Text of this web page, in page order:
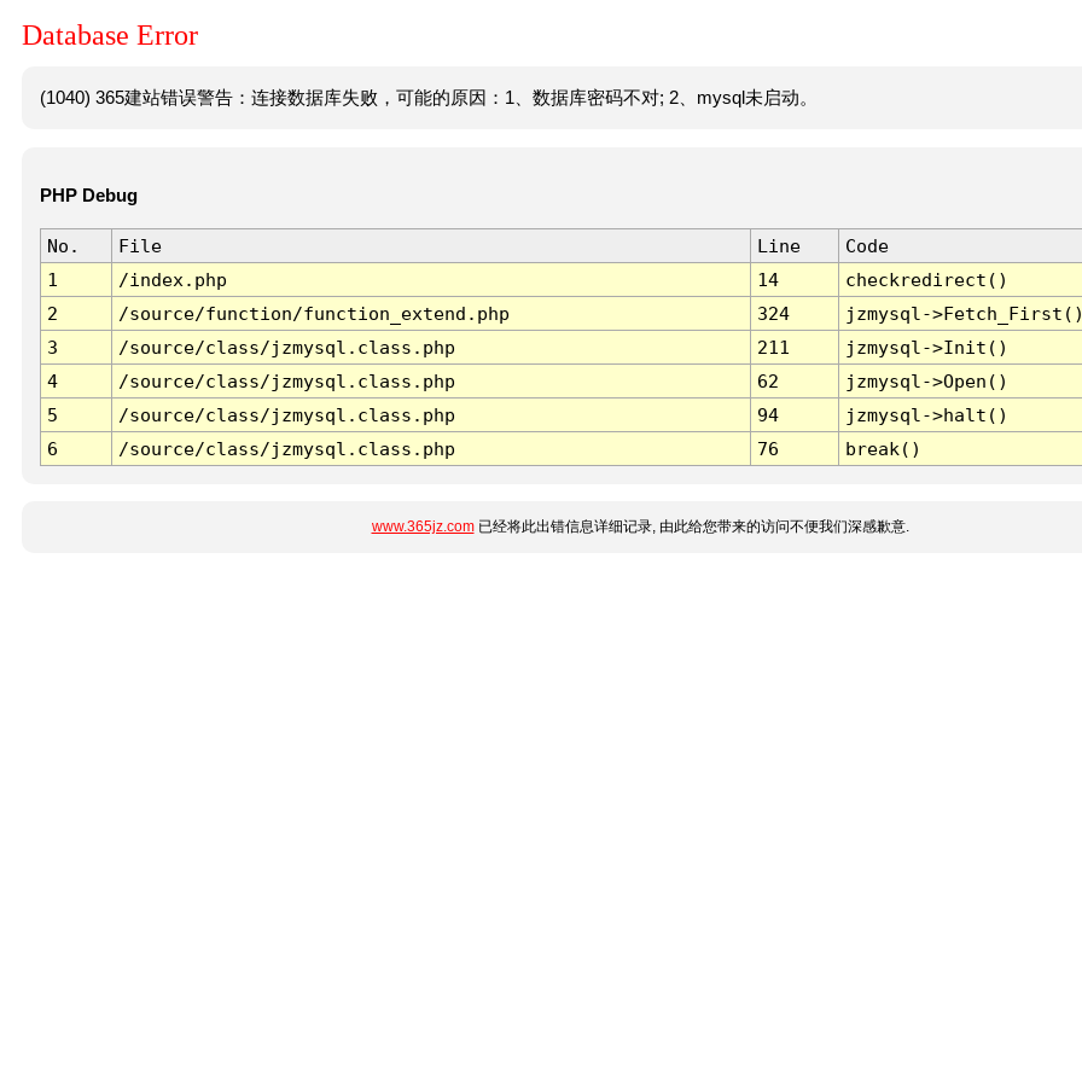
Database Error
(1040) 365建站错误警告：连接数据库失败，可能的原因：1、数据库密码不对; 2、mysql未启动。
PHP Debug
No. File Line
Code
1
/index.php 14
checkredirect()
2
/source/function/function_extend.php 324
jzmysql-
3
/source/class/jzmysql.class.php 211
jzmysql->Init()
4
/source/class/jzmysql.class.php 62
jzmysql->Open()
5
/source/class/jzmysql.class.php 94
jzmysql->halt()
6
/source/class/jzmysql.class.php 76 break()
www.365jz.com已经将此出错信息详细记录, 由此给您带来的访问不便我们深感歉意.